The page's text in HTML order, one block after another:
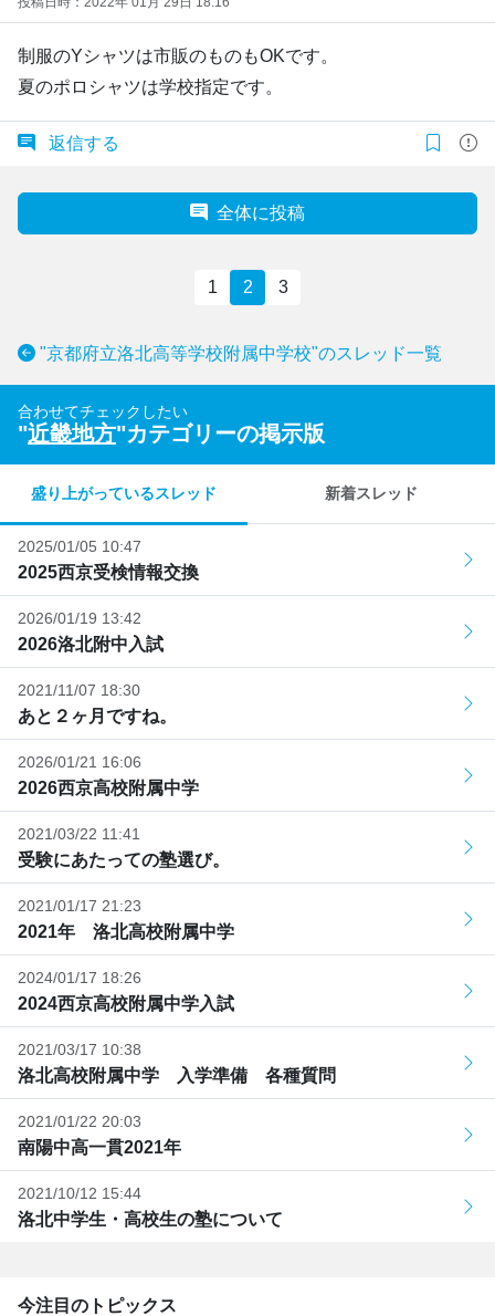
制服のYシャツは市販のものもOKです。
夏のポロシャツは学校指定です。
返信する
全体に投稿
1 2 3
"京都府立洛北高等学校附属中学校"のスレッド一覧
合わせてチェックしたい
"近畿地方"カテゴリーの掲示版
盛り上がっているスレッド 新着スレッド
2025/01/05 10:47
2025西京受検情報交換
2026/01/19 13:42
2026洛北附中入試
2021/11/07 18:30
あと２ヶ月ですね。
2026/01/21 16:06
2026西京高校附属中学
2021/03/22 11:41
受験にあたっての塾選び。
2021/01/17 21:23
2021年 洛北高校附属中学
2024/01/17 18:26
2024西京高校附属中学入試
2021/03/17 10:38
洛北高校附属中学 入学準備 各種質問
2021/01/22 20:03
南陽中高一貫2021年
2021/10/12 15:44
洛北中学生・高校生の塾について
今注目のトピックス